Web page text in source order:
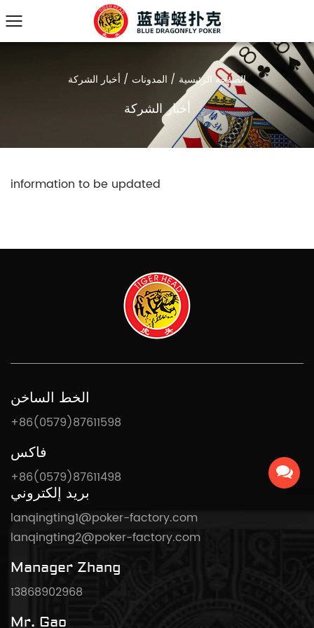
الصفحة الرئيسية / المدونات / أخبار الشركة
أخبار الشركة
information to be updated
الخط الساخن
+86(0579)87611598
فاكس
+86(0579)87611498
بريد إلكتروني
lanqingting1@poker-factory.com
lanqingting2@poker-factory.com
Manager Zhang
13868902968
Mr. Gao